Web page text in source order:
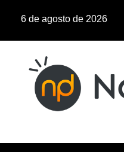
6 de agosto de 2026